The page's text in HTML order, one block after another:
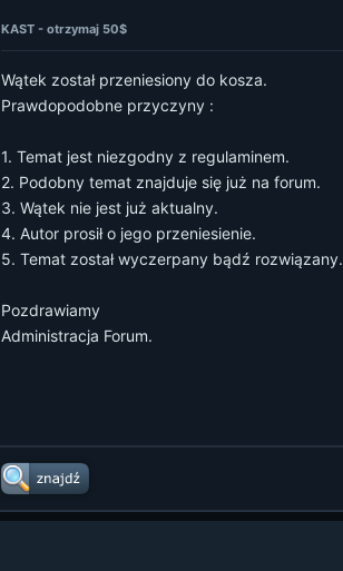
KAST - otrzymaj 50$
Wątek został przeniesiony do kosza.
Prawdopodobne przyczyny :
1. Temat jest niezgodny z regulaminem.
2. Podobny temat znajduje się już na forum.
3. Wątek nie jest już aktualny.
4. Autor prosił o jego przeniesienie.
5. Temat został wyczerpany bądź rozwiązany.
Pozdrawiamy
Administracja Forum.